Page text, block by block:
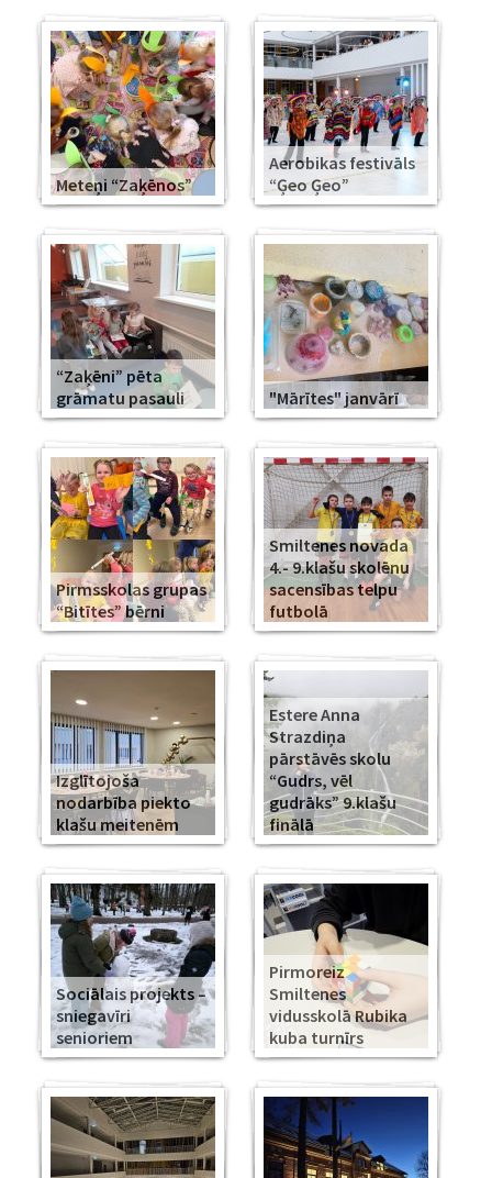
Meteņi “Zaķēnos”
Aerobikas festivāls
“Ģeo Ģeo”
“Zaķēni” pēta
grāmatu pasauli
"Mārītes" janvārī
Pirmsskolas grupas
“Bitītes” bērni
Smiltenes novada
4.- 9.klašu skolēnu
sacensības telpu
futbolā
Izglītojoša
nodarbība piekto
klašu meitenēm
Estere Anna
Strazdiņa
pārstāvēs skolu
“Gudrs, vēl
gudrāks” 9.klašu
finālā
Sociālais projekts –
sniegavīri
senioriem
Pirmoreiz
Smiltenes
vidusskolā Rubika
kuba turnīrs